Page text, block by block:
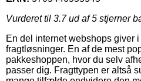
Vurderet til 3.7ud af 5 stjerner
En del internet webshops giver
fragtløsninger. En af de mest
pakkeshoppen, hvor du selv
passer dig. Fragttypen er altså